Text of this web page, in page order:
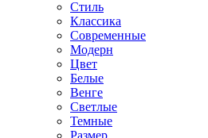
Стиль
Классика
Современные
Модерн
Цвет
Белые
Венге
Светлые
Темные
Размер